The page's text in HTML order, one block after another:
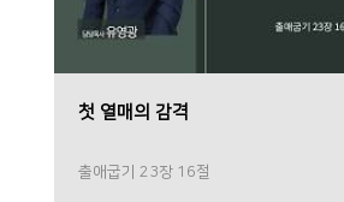
첫 열매의 감격
출애굽기 23장 16절